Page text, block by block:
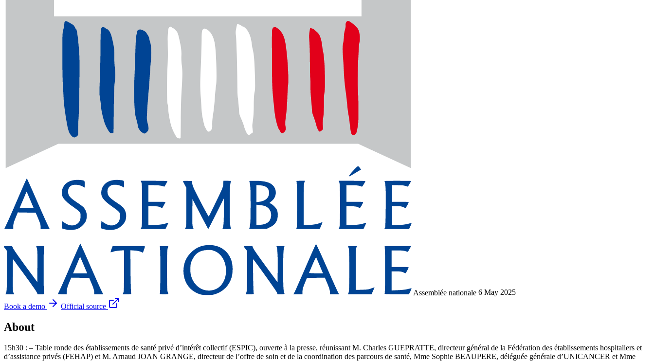
Assemblée nationale 6 May 2025
Book a demo
Official source
About
15h30 : – Table ronde des établissements de santé privé d’intérêt collectif (ESPIC), ouverte à la presse, réunissant M. Charles GUEPRATTE, directeur général de la Fédération des établissements hospitaliers et
d’assistance privés (FEHAP) et M. Arnaud JOAN GRANGE, directeur de l’offre de soin et de la coordination des parcours de santé, Mme Sophie BEAUPERE, déléguée générale d’UNICANCER et Mme